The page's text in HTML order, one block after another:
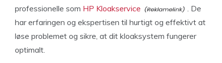
professionelle som HP Kloakservice
. De
har erfaringen og ekspertisen til hurtigt og effektivt at
løse problemet og sikre, at dit kloaksystem fungerer
optimalt.